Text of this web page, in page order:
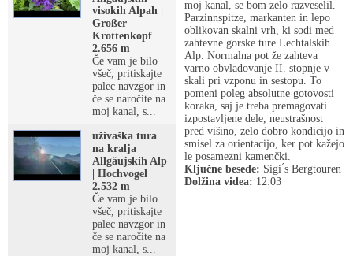
visokih Alpah |
Großer
Krottenkopf
2.656 m
Če vam je bilo
všeč, pritiskajte
palec navzgor in
če se naročite na
moj kanal, s...
uživaška tura
na kralja
Allgäujskih Alp
| Hochvogel
2.532 m
Če vam je bilo
všeč, pritiskajte
palec navzgor in
če se naročite na
moj kanal, s...
moj kanal, se bom zelo razveselil.
Parzinnspitze, markanten in lepo
oblikovan skalni vrh, ki sodi med
zahtevne gorske ture Lechtalskih
Alp. Normalna pot že zahteva
varno obvladovanje II. stopnje v
skali pri vzponu in sestopu. To
pomeni poleg absolutne gotovosti
koraka, saj je treba premagovati
izpostavljene dele, neustrašnost
pred višino, zelo dobro kondicijo in
smisel za orientacijo, ker pot kažejo
le posamezni kamenčki.
Ključne besede: Sigi ́s Bergtouren
Dolžina videa: 12:03